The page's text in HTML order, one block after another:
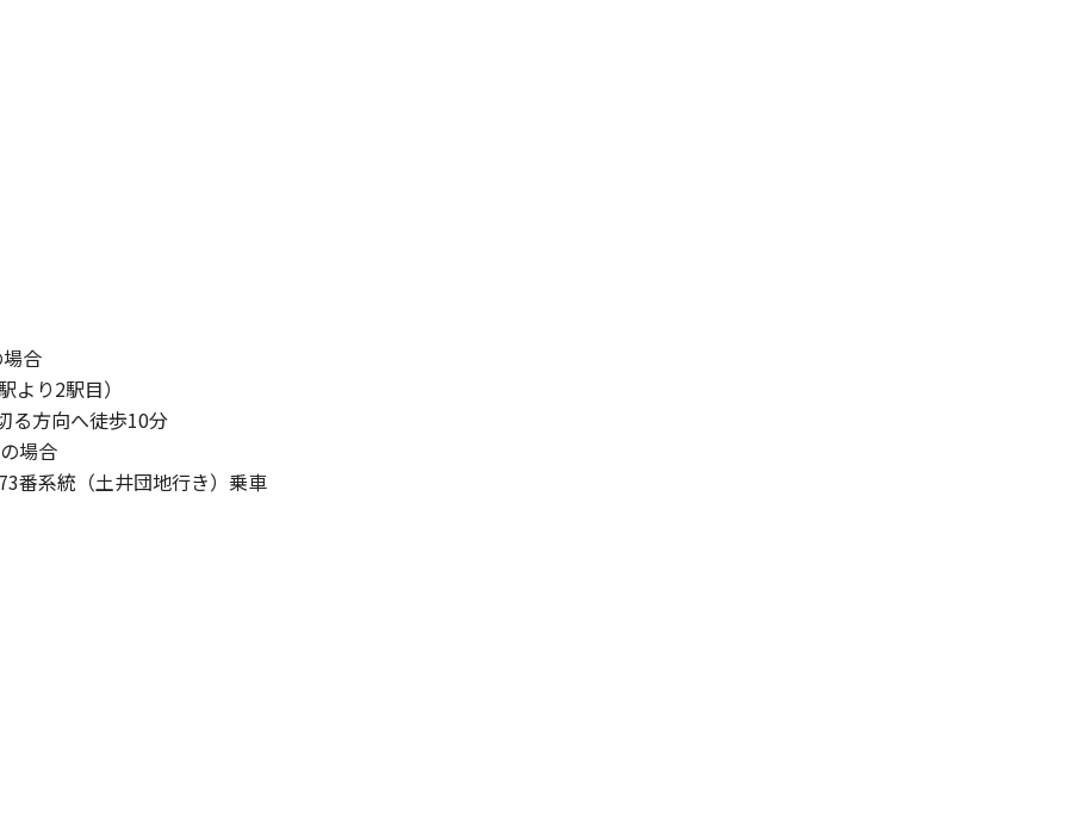
合
より2駅目）
る方向へ徒歩10分
場合
番系統（土井団地行き）乗車